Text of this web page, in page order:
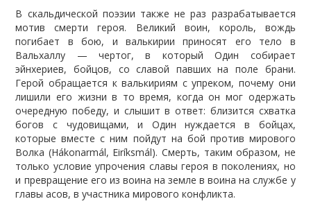
В скальдической поэзии также не раз разрабатывается
мотив смерти героя. Великий воин, король, вождь
погибает в бою, и валькирии приносят его тело в
Вальхаллу — чертог, в который Один собирает
эйнхериев, бойцов, со славой павших на поле брани.
Герой обращается к валькириям с упреком, почему они
лишили его жизни в то время, когда он мог одержать
очередную победу, и слышит в ответ: близится схватка
богов с чудовищами, и Один нуждается в бойцах,
которые вместе с ним пойдут на бой против мирового
Волка (Hákonarmál, Eiríksmál). Смерть, таким образом, не
только условие упрочения славы героя в поколениях, но
и превращение его из воина на земле в воина на службе у
главы асов, в участника мирового конфликта.